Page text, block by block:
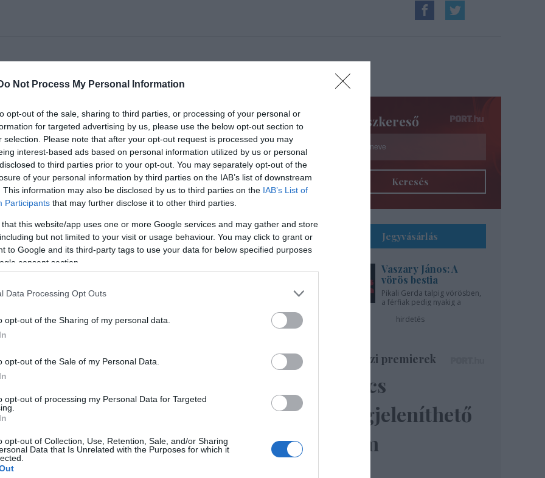
Not Process My Personal Information
opt-out of the sale, sharing to third parties, or processing of your personal or
for targeted advertising by us, please use the below opt-out section to
selection. Please note that after your opt-out request is processed you may
interest-based ads based on personal information utilized by us or personal
to third parties prior to your opt-out. You may separately opt-out of the
of your personal information by third parties on the IAB’s list of downstream
This information may also be disclosed by us to third parties on the IAB’s List of
Participants that may further disclose it to other third parties.
that this website/app uses one or more Google services and may gather and store
but not limited to your visit or usage behaviour. You may click to grant or
to Google and its third-party tags to use your data for below specified purposes
consent section.
Data Processing Opt Outs
opt-out of the Sharing of my personal data.
opt-out of the Sale of my Personal Data.
opt-out of processing my Personal Data for Targeted
opt-out of Collection, Use, Retention, Sale, and/or Sharing
Data that Is Unrelated with the Purposes for which it
előadásokról
Színészkereső
Keresés
Jegyvásárlás
Vaszary János: A
vörös bestia
Pikali Gerda talpig vörösben,
a férfiak pedig nyakig a
hirdetés
Színházi premierek
Nincs
megjeleníthető
elem